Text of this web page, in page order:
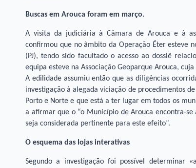
Buscas em Arouca foram em março.
A visita da judiciária à Câmara de Arouca e à
confirmou que no âmbito da Operação Éter esteve
(PJ), tendo sido facultado o acesso ao dossiê
equipa esteve na Associação Geoparque Arouca,
A edilidade assumiu então que as diligências
investigação à alegada viciação de procedimentos
Porto e Norte e que está a ter lugar em todos os
a afirmar que o “o Município de Arouca encontra-
seja considerada pertinente para este efeito”.
O esquema das lojas interativas
Segundo a investigação foi possível determinar